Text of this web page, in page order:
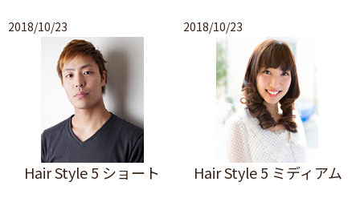
2018/10/23
Hair Style 5 ショート
2018/10/23
Hair Style 5 ミディアム